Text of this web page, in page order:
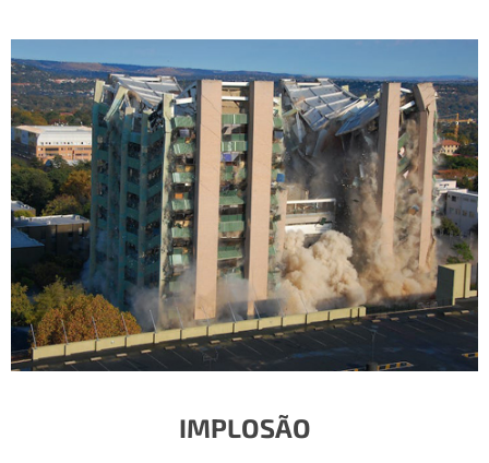
IMPLOSÃO